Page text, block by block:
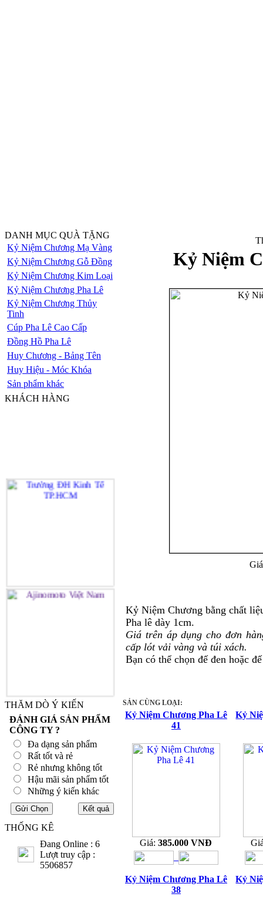
DANH MỤC QUÀ TẶNG
Kỷ Niệm Chương Mạ Vàng
Kỷ Niệm Chương Gỗ Đồng
Kỷ Niệm Chương Kim Loại
Kỷ Niệm Chương Pha Lê
Kỷ Niệm Chương Thủy
Tinh
Cúp Pha Lê Cao Cấp
Đồng Hồ Pha Lê
Huy Chương - Bảng Tên
Huy Hiệu - Móc Khóa
Sản phẩm khác
KHÁCH HÀNG
THĂM DÒ Ý KIẾN
ĐÁNH GIÁ SẢN PHẨM
CÔNG TY ?
Đa dạng sản phẩm
Rất tốt và rẻ
Rẻ nhưng không tốt
Hậu mãi sản phẩm tốt
Những ý kiến khác
THỐNG KÊ
Đang Online : 6
Lượt truy cập :
5506857
Kỷ Niệm
Kỷ Niệm Chương bằng chất
Pha lê dày 1cm.
Giá trên áp dụng cho đơn
cấp lót vải vàng và túi xách.
Bạn có thể chọn đế đen hoặc
SẢN CÙNG LOẠI:
Kỷ Niệm Chương Pha Lê
41
Giá:385.000 VNĐ
Kỷ
Kỷ Niệm Chương Pha Lê
38
Kỷ